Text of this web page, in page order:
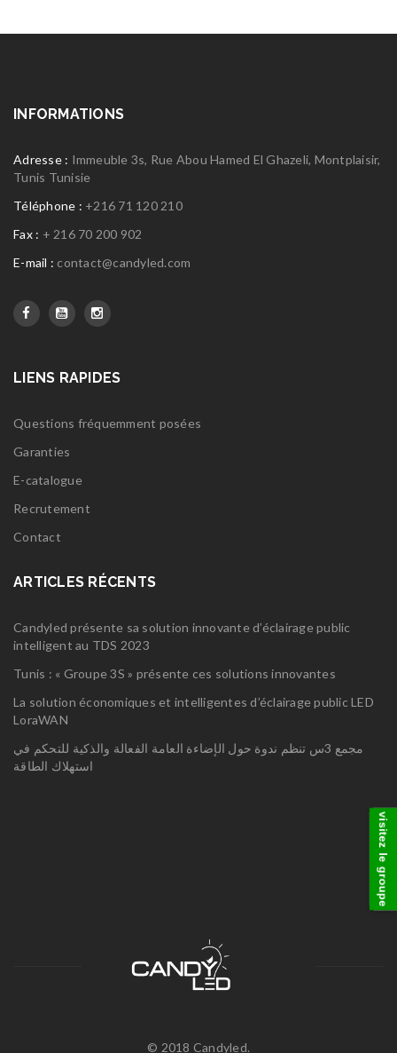
INFORMATIONS
Adresse : Immeuble 3s, Rue Abou Hamed El Ghazeli, Montplaisir,
Tunis Tunisie
Téléphone : +216 71 120 210
Fax : + 216 70 200 902
E-mail : contact@candyled.com
LIENS RAPIDES
Questions fréquemment posées
Garanties
E-catalogue
Recrutement
Contact
ARTICLES RÉCENTS
Candyled présente sa solution innovante d’éclairage public
intelligent au TDS 2023
Tunis : « Groupe 3S » présente ces solutions innovantes
La solution économiques et intelligentes d’éclairage public LED
LoraWAN
مجمع 3س تنظم ندوة حول الإضاءة العامة الفعالة والذكية للتحكم في
استهلاك الطاقة
© 2018 Candyled.
visitez le groupe